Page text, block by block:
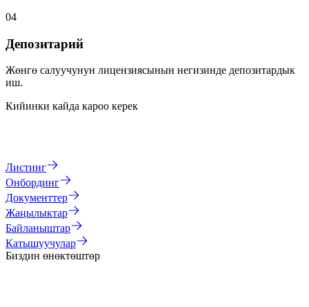
04
Депозитарий
Жөнгө салуучунун лицензиясынын негизинде депозитардык
иш.
Кийинки кайда кароо керек
Листинг
Онбординг
Документтер
Жаңылыктар
Байланыштар
Катышуучулар
Биздин өнөктөштөр